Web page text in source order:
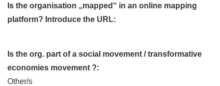
Is the organisation „mapped“ in an online mapping
platform? Introduce the URL:
Is the org. part of a social movement / transformative
economies movement ?:
Other/s